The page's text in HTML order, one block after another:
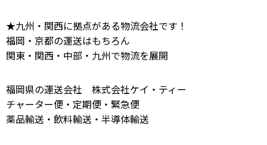
★九州・関西に拠点がある物流会社です！
福岡・京都の運送はもちろん
関東・関西・中部・九州で物流を展開
福岡県の運送会社 株式会社ケイ・ティー
チャーター便・定期便・緊急便
薬品輸送・飲料輸送・半導体輸送